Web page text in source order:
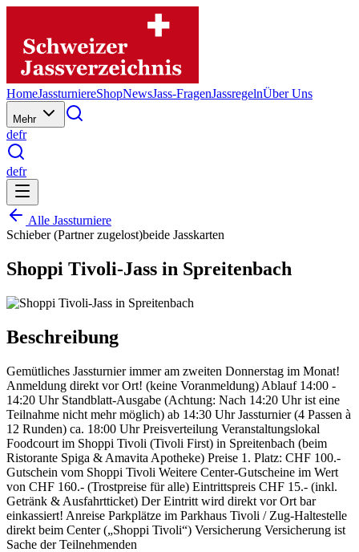
HomeJassturniereShopNewsJass-FragenJassregelnÜber Uns
Mehr
defr
defr
Alle Jassturniere
Schieber (Partner zugelost)beide Jasskarten
Shoppi Tivoli-Jass in Spreitenbach
Beschreibung
Gemütliches Jassturnier immer am zweiten Donnerstag im Monat!
Anmeldung direkt vor Ort! (keine Voranmeldung) Ablauf 14:00 -
14:20 Uhr Standblatt-Ausgabe (Achtung: Nach 14:20 Uhr ist eine
Teilnahme nicht mehr möglich) ab 14:30 Uhr Jassturnier (4 Passen à
12 Runden) ca. 18:00 Uhr Preisverteilung Veranstaltungslokal
Foodcourt im Shoppi Tivoli (Tivoli First) in Spreitenbach (beim
Ristorante Spiga & Amavita Apotheke) Preise 1. Platz: CHF 100.-
Gutschein vom Shoppi Tivoli Weitere Center-Gutscheine im Wert
von CHF 160.- (Trostpreise für alle) Eintrittspreis CHF 15.- (inkl.
Getränk & Ausfahrtticket) Der Eintritt wird direkt vor Ort bar
einkassiert! Anreise Parkplätze im Parkhaus Tivoli / Zug-Haltestelle
direkt beim Center („Shoppi Tivoli“) Versicherung Versicherung ist
Sache der Teilnehmenden